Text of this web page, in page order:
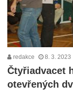
redakce 8. 3. 2023
Čtyřiadvacet
otevřených